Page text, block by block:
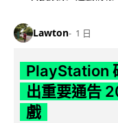
Lawton 1 日
PlayStation
出重要通告
戲